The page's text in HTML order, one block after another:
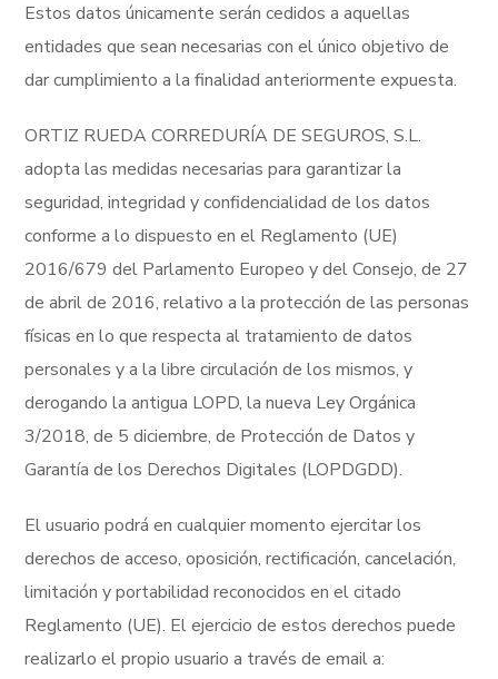
Estos datos únicamente serán cedidos a aquellas
entidades que sean necesarias con el único objetivo de
dar cumplimiento a la finalidad anteriormente expuesta.
ORTIZ RUEDA CORREDURÍA DE SEGUROS, S.L.
adopta las medidas necesarias para garantizar la
seguridad, integridad y confidencialidad de los datos
conforme a lo dispuesto en el Reglamento (UE)
2016/679 del Parlamento Europeo y del Consejo, de 27
de abril de 2016, relativo a la protección de las personas
físicas en lo que respecta al tratamiento de datos
personales y a la libre circulación de los mismos, y
derogando la antigua LOPD, la nueva Ley Orgánica
3/2018, de 5 diciembre, de Protección de Datos y
Garantía de los Derechos Digitales (LOPDGDD).
El usuario podrá en cualquier momento ejercitar los
derechos de acceso, oposición, rectificación, cancelación,
limitación y portabilidad reconocidos en el citado
Reglamento (UE). El ejercicio de estos derechos puede
realizarlo el propio usuario a través de email a: